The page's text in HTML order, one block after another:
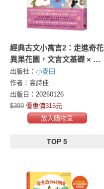
經典古文小寓言2：走進奇花
異果花園，文言文基礎 × 閱
讀素養，一起升級！
出版社： 小麥田
作者：高詩佳
出版日：20260126
$399 優惠價315元
放入購物車
TOP 5